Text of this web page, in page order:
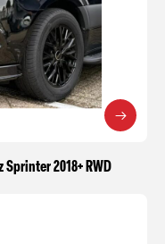
2018+ RWD